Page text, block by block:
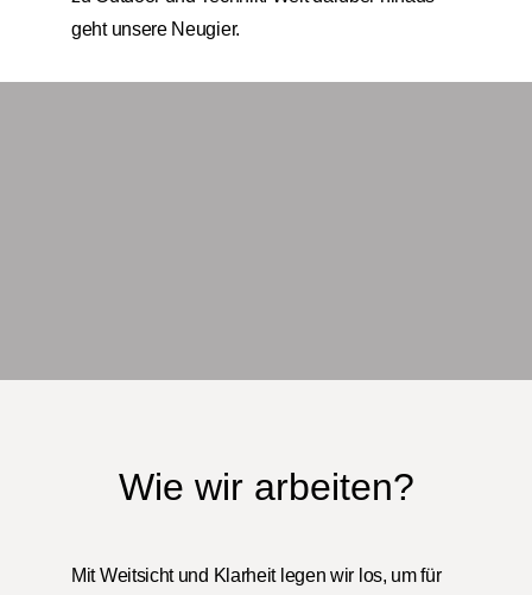
geht unsere Neugier.
Wie wir arbeiten?
Mit Weitsicht und Klarheit legen wir los, um für